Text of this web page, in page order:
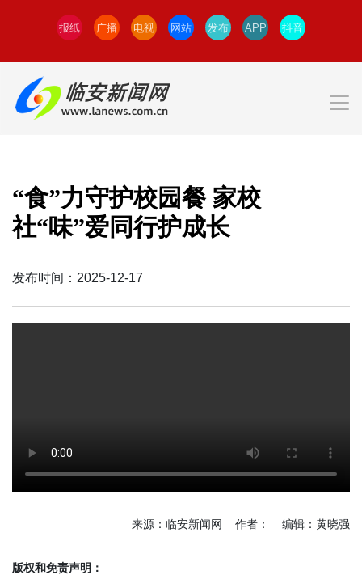
报纸 广播 电视 网站 发布 APP 抖音
“食”力守护校园餐 家校
社“味”爱同行护成长
发布时间：2025-12-17
来源：临安新闻网 作者： 编辑：黄晓强
版权和免责声明：